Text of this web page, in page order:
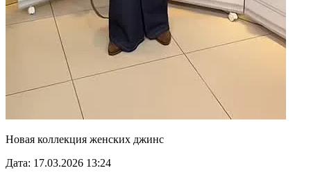
Новая коллекция женских джинс
Дата: 17.03.2026 13:24